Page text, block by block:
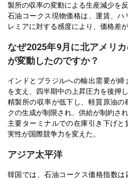
製所の収率の変動による生産減少を反
石油コークス現物価格は、運賃、
レミアに対する感度により、価格差が
なぜ2025年9月に北アメリ
が変動したのですか？
インドとブラジルへの輸出需要が
を支え、四半期中の上昇圧力を後押し
精製所の収率が低下し、軽質原油の
クの生成が制限され、供給が制約され
主要ターミナルでの在庫引き下げ
実性が国際競争力を変えた。
アジア太平洋
韓国では、石油コークス価格指数は